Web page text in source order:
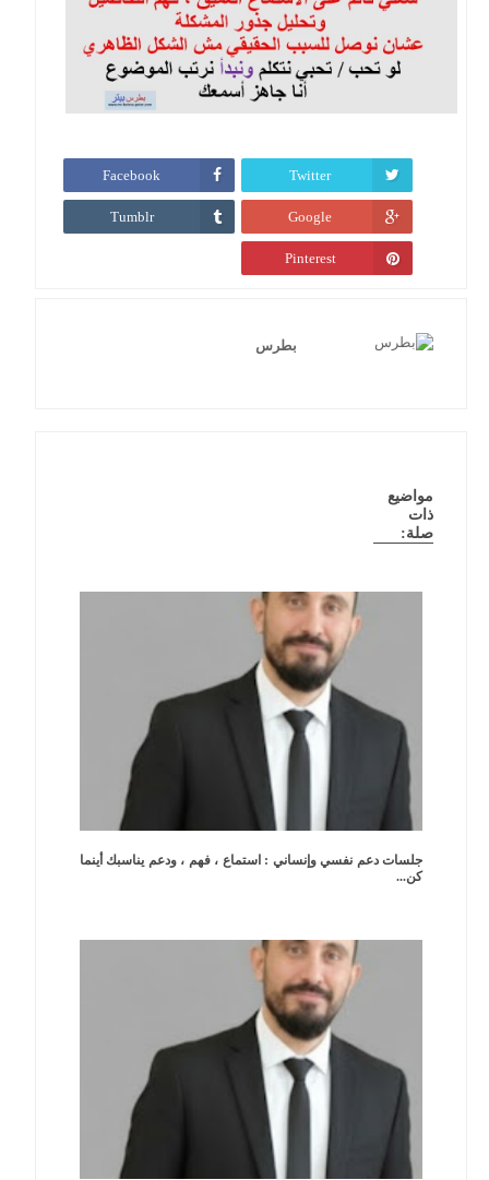
Twitter
Facebook
Google
Tumblr
Pinterest
بطرس
مواضيع
ذات
صلة:
جلسات دعم نفسي وإنساني : استماع ، فهم ، ودعم يناسبك أينما
كن...